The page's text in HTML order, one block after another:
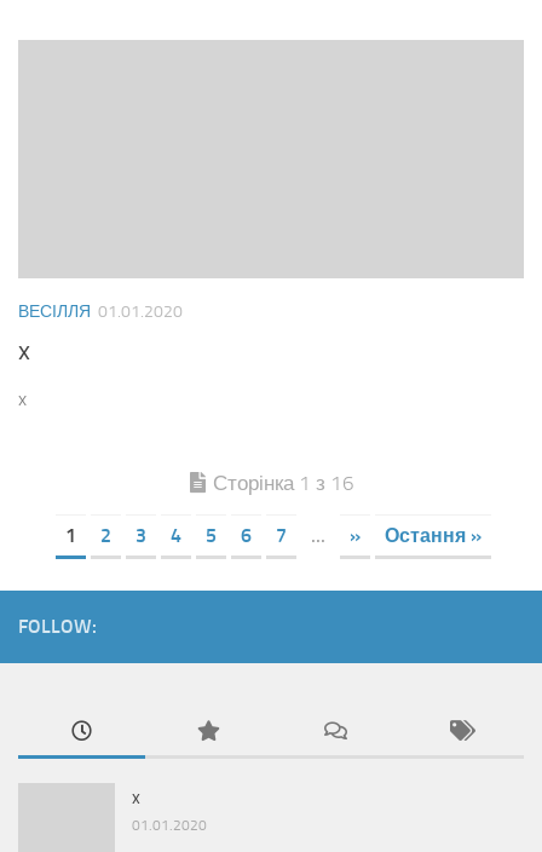
ВЕСІЛЛЯ 01.01.2020
x
x
Сторінка 1 з 16
1 2 3 4 5 6 7 ... » Остання »
FOLLOW:
x
01.01.2020